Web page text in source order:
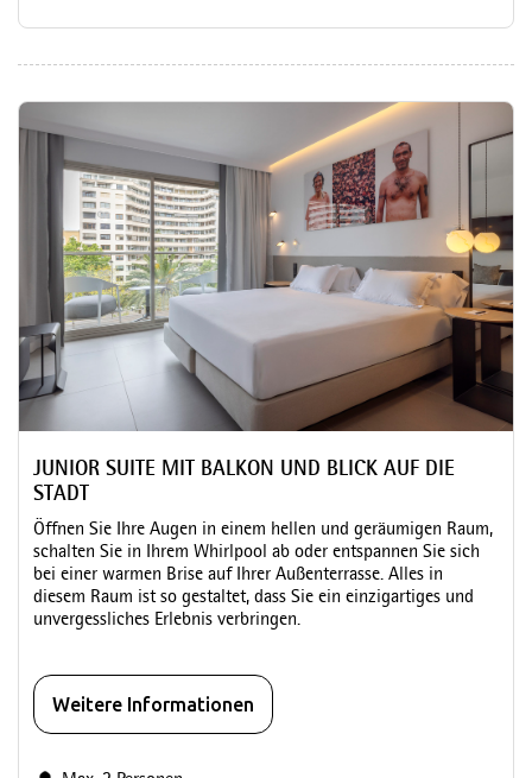
JUNIOR SUITE MIT BALKON UND BLICK AUF DIE
STADT
Öffnen Sie Ihre Augen in einem hellen und geräumigen Raum,
schalten Sie in Ihrem Whirlpool ab oder entspannen Sie sich
bei einer warmen Brise auf Ihrer Außenterrasse. Alles in
diesem Raum ist so gestaltet, dass Sie ein einzigartiges und
unvergessliches Erlebnis verbringen.
Weitere Informationen